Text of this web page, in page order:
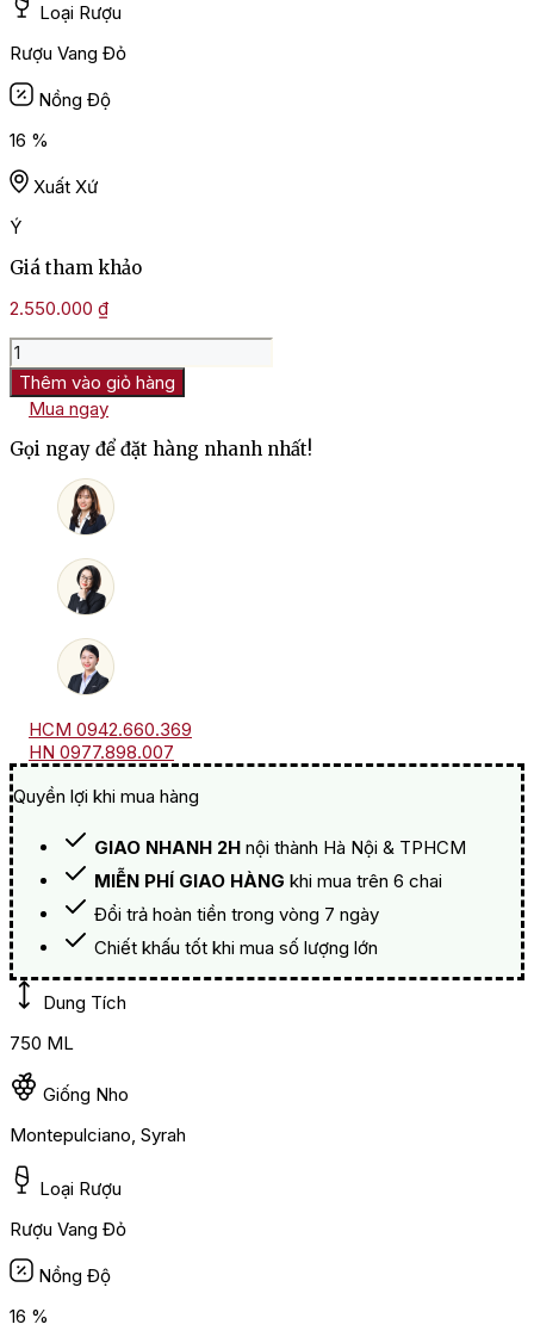
Loại Rượu
Rượu Vang Đỏ
Nồng Độ
16 %
Xuất Xứ
Ý
Giá tham khảo
2.550.000 ₫
Rượu
Vang
Ý
Roma
Edizione
Limitata
Thêm vào giỏ hàng
Mua ngay
Gọi ngay để đặt hàng nhanh nhất!
HCM 0942.660.369
HN 0977.898.007
Quyền lợi khi mua hàng
GIAO NHANH 2H nội thành Hà Nội & TPHCM
MIỄN PHÍ GIAO HÀNG khi mua trên 6 chai
Đổi trả hoàn tiền trong vòng 7 ngày
Chiết khấu tốt khi mua số lượng lớn
Dung Tích
750 ML
Giống Nho
Montepulciano, Syrah
Loại Rượu
Rượu Vang Đỏ
Nồng Độ
16 %